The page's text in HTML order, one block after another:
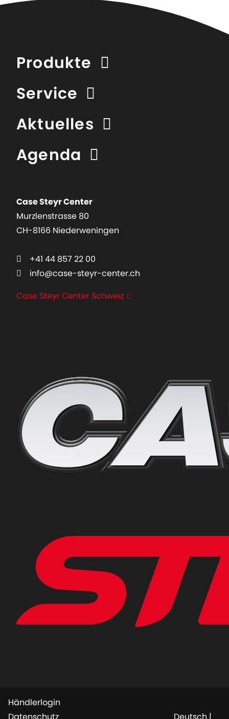
Produkte
Service
Aktuelles
Agenda
Case Steyr Center
Murzlenstrasse 80
CH-8166 Niederweningen
+41 44 857 22 00
info@case-steyr-center.ch
Case Steyr Center Schweiz
Händlerlogin